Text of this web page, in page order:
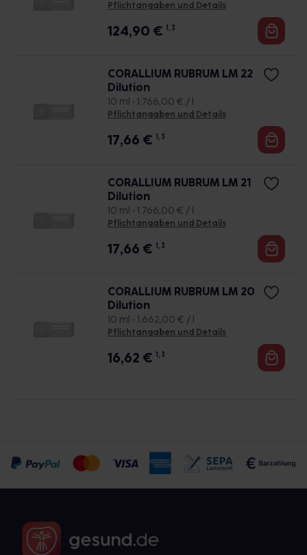
Pflichtangaben und Details
124,90 € 1, 3
CORALLIUM RUBRUM LM 22
Dilution
10 ml • 1.766,00 € / l
Pflichtangaben und Details
17,66 € 1, 3
CORALLIUM RUBRUM LM 21
Dilution
10 ml • 1.766,00 € / l
Pflichtangaben und Details
17,66 € 1, 3
CORALLIUM RUBRUM LM 20
Dilution
10 ml • 1.662,00 € / l
Pflichtangaben und Details
16,62 € 1, 3